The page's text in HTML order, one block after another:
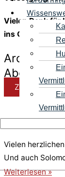
Vielen Dank für
ins Glück!
Archiv
Zurück zu
Endlich frei
Vielen
Und auch
Weiterlesen »